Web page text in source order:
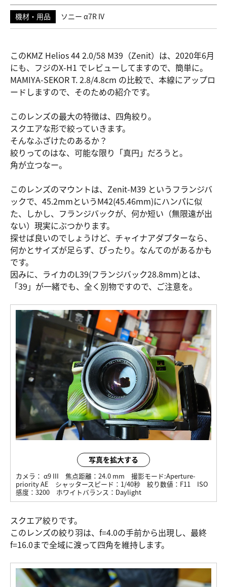
機材・用品 ソニー α7R IV
このKMZ Helios 44 2.0/58 M39（Zenit）は、2020年6月
にも、フジのX-H1 でレビューしてますので、簡単に。
MAMIYA-SEKOR T. 2.8/4.8cm の比較で、本線にアップロ
ードしますので、そのための紹介です。
このレンズの最大の特徴は、四角絞り。
スクエアな形で絞っていきます。
そんなふざけたのあるか？
絞りってのはな、可能な限り「真円」だろうと。
角が立つなー。
このレンズのマウントは、Zenit-M39 というフランジバ
ックで、45.2mmというM42(45.46mm)にハンパに似
た、しかし、フランジバックが、何か短い（無限遠が出
ない）現実にぶつかります。
探せば良いのでしょうけど、チャイナアダプターなら、
何かとサイズが足らず、ぴったり。なんてのがあるかも
です。
因みに、ライカのL39(フランジバック28.8mm)とは、
「39」が一緒でも、全く別物ですので、ご注意を。
写真を拡大する
カメラ： α9 III 焦点距離： 24.0 mm 撮影モード:Aperture-
priority AE
シャッタースピード： 1/40秒 絞り数値： F11
ISO
感度： 3200 ホワイトバランス： Daylight
スクエア絞りです。
このレンズの絞り羽は、f=4.0の手前から出現し、最終
f=16.0まで全域に渡って四角を維持します。